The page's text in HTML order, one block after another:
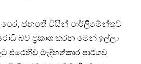
ජනපති විසින් පාර්ලිමේන්තුව
බව ප්‍රකාශ කරන මෙන් ඉල්ලා
මැදිහත්කාර පාර්ශව